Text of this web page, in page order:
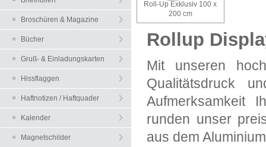
Broschüren & Magazine
Bücher
Gruß- & Einladungskarten
Hissflaggen
Haftnotizen / Haftquader
Kalender
Magnetschilder
Roll-Up Exklusiv 100 x
200 cm
Rollup
Mit unseren
Qualitätsdruck
Aufmerksamkeit
runden unser
aus dem